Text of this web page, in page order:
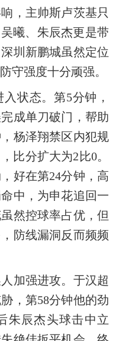
，主帅斯卢茨基只
曦、朱辰杰更是带
圳新鹏城虽然定位
守强度十分顽强。
状态。第5分钟，
成单刀破门，帮助
杨泽翔禁区内犯规
比分扩大为2比0。
好在第24分钟，高
中，为申花追回一
然控球率占优，但
防线漏洞反而频频
加强进攻。于汉超
，第58分钟他的劲
朱辰杰头球击中立